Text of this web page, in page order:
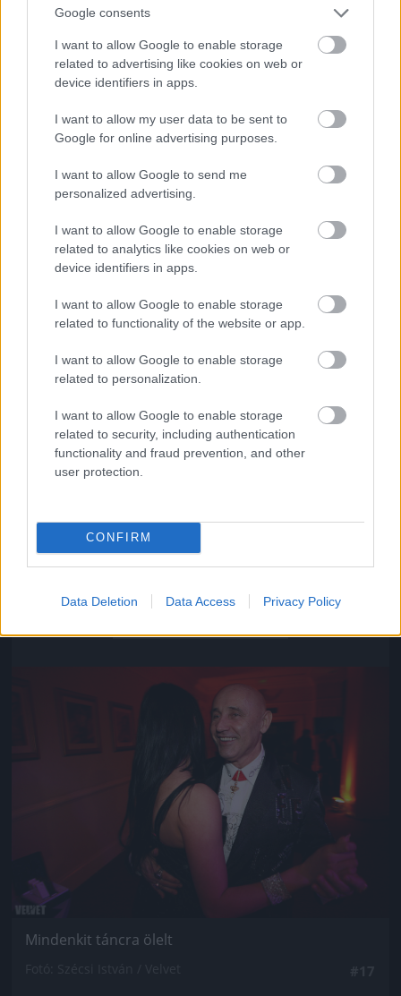
Google consents
I want to allow Google to enable storage
related to advertising like cookies on web or
device identifiers in apps.
I want to allow my user data to be sent to
Google for online advertising purposes.
I want to allow Google to send me
personalized advertising.
I want to allow Google to enable storage
related to analytics like cookies on web or
device identifiers in apps.
I want to allow Google to enable storage
related to functionality of the website or app.
I want to allow Google to enable storage
related to personalization.
I want to allow Google to enable storage
related to security, including authentication
functionality and fraud prevention, and other
user protection.
CONFIRM
Data Deletion Data Access Privacy Policy
Fotó: Szécsi István / Velvet
Jön még kép!
Fotó: Szécsi István / Velvet
Jön még kép!
Mindenkit táncra ölelt